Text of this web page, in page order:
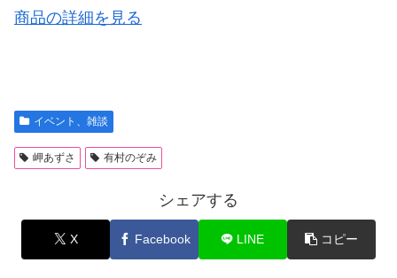
商品の詳細を見る
イベント、雑談
岬あずさ 有村のぞみ
シェアする
X Facebook LINE コピー